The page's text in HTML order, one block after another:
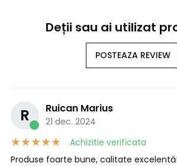
Deții sau ai utilizat
POSTEAZA REVIEW
R Ruican Marius
21 dec. 2024
Achizitie verificata
Produse foarte bune, calitate excelentă!